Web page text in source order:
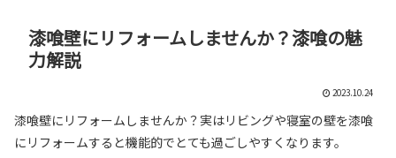
漆喰壁にリフォームしませんか？漆喰の魅
力解説
2023.10.24
漆喰壁にリフォームしませんか？実はリビングや寝室の壁を漆喰
にリフォームすると機能的でとても過ごしやすくなります。